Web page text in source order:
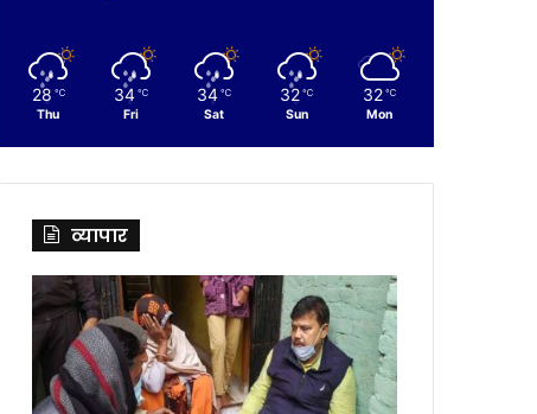
28 ℃
Thu
34 ℃
Fri
34 ℃
Sat
32 ℃
Sun
32 ℃
Mon
व्यापार